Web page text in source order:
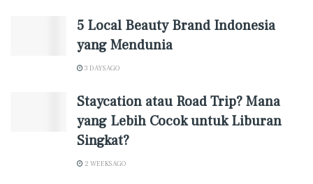
5 Local Beauty Brand Indonesia
yang Mendunia
3 DAYS AGO
Staycation atau Road Trip? Mana
yang Lebih Cocok untuk Liburan
Singkat?
2 WEEKS AGO